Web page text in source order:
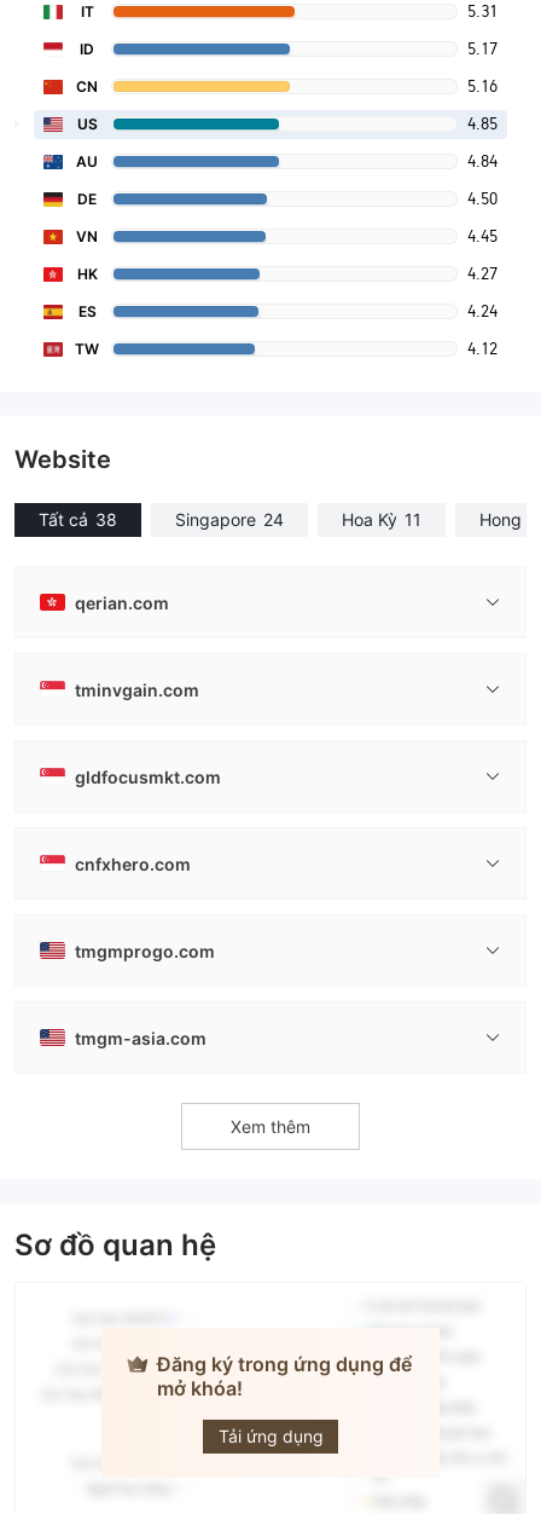
IT 5.31
ID 5.17
CN 5.16
US 4.85
AU 4.84
DE 4.50
VN 4.45
HK 4.27
ES 4.24
TW 4.12
Website
Tất cả 38 Singapore 24 Hoa Kỳ 11 Hong
qerian.com
tminvgain.com
gldfocusmkt.com
cnfxhero.com
tmgmprogo.com
tmgm-asia.com
Xem thêm
Sơ đồ quan hệ
Đăng ký trong ứng dụng để
mở khóa!
Tải ứng dụng